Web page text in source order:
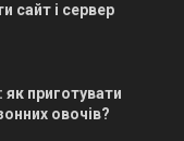
сайт і сервер
як приготувати
овочів?